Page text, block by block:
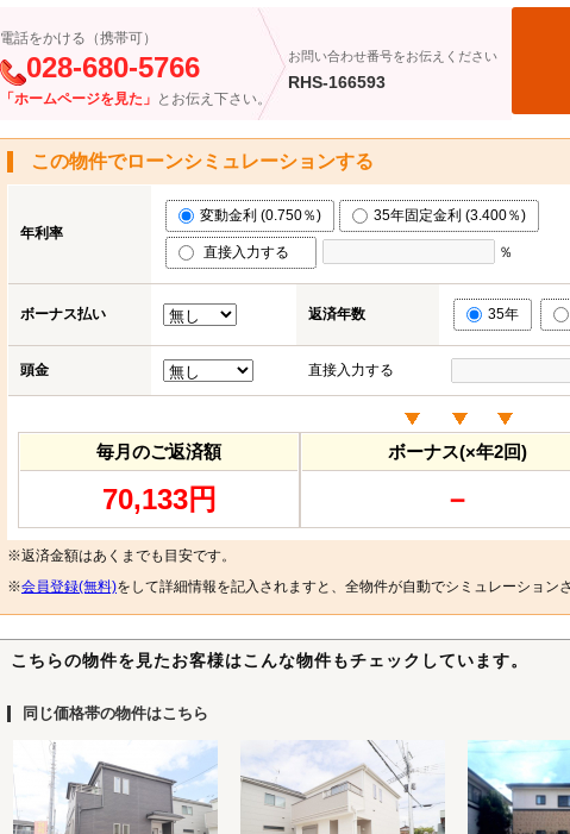
電話をかける（携帯可）
028-680-5766
「ホームページを見た」 とお伝え下さい。
お問い合わせ番号をお伝えください
RHS-166593
この物件でローンシミュレーションする
年利率
変動金利 (0.750％) 35年固定金利 (3.400％)
直接入力する ％
ボーナス払い 返済年数 35年
頭金 直接入力する
毎月のご返済額
70,133円
ボーナス(×年2回)
－
※返済金額はあくまでも目安です。
※会員登録(無料)をして詳細情報を記入されますと、全物件が自動でシミュレーション
こちらの物件を見たお客様はこんな物件もチェックしています。
同じ価格帯の物件はこちら